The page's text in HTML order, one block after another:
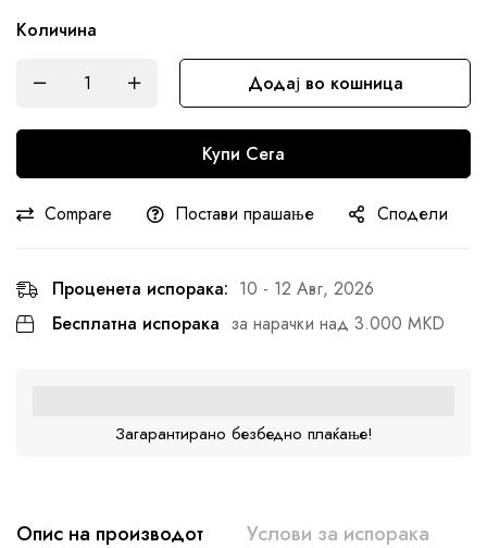
Количина
Додај во кошница
Купи Сега
Compare Постави прашање Сподели
Проценета испорака: 10 - 12 Авг, 2026
Бесплатна испорака за нарачки над 3.000 MKD
Загарантирано безбедно плаќање!
Опис на производот Услови за испорака